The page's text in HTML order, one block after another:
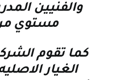
والفنيين
مستوي
كما تقوم
الغيار